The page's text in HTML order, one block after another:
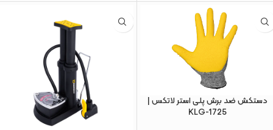
دستکش ضد برش پلی استر لاتکس |
KLG-1725